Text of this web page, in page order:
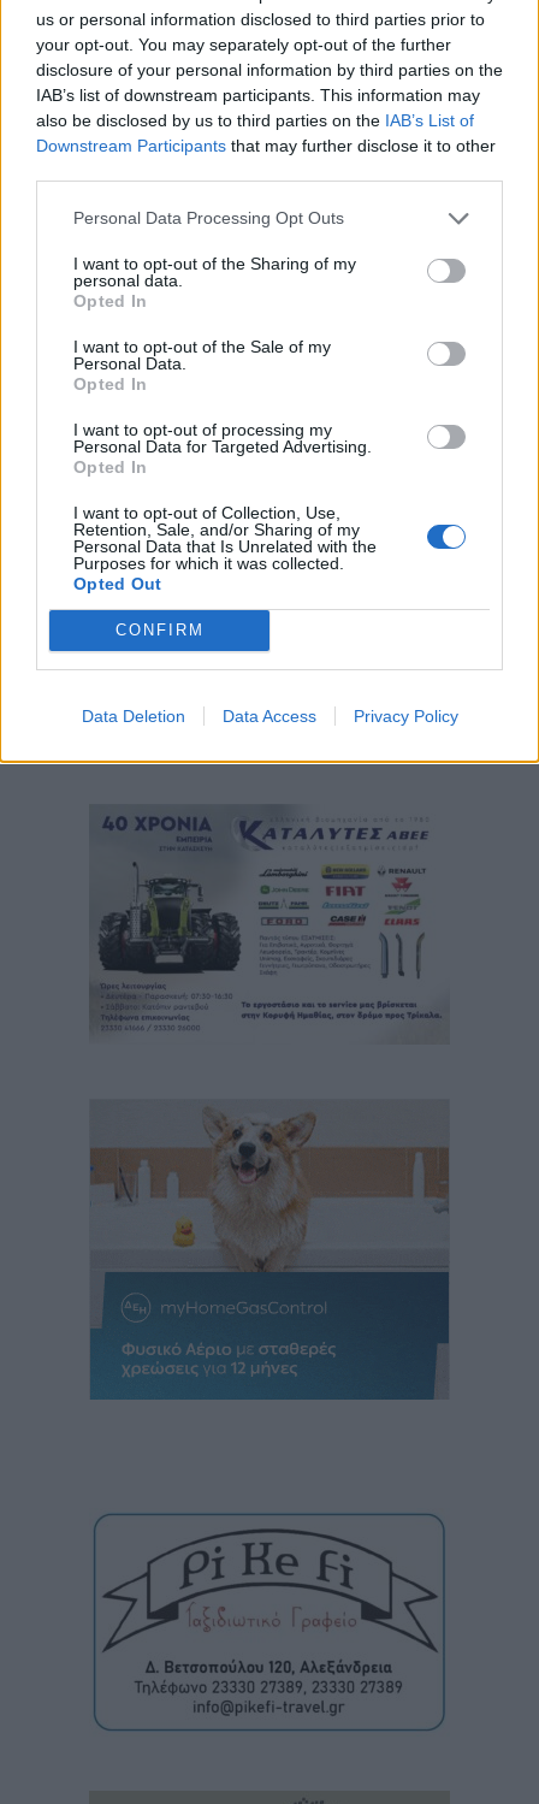
us or personal information disclosed to third parties prior to
your opt-out. You may separately opt-out of the further
disclosure of your personal information by third parties on the
IAB’s list of downstream participants. This information may
also be disclosed by us to third parties on the IAB’s List of
Downstream Participants that may further disclose it to other
Personal Data Processing Opt Outs
I want to opt-out of the Sharing of my
personal data.
Opted In
I want to opt-out of the Sale of my
Personal Data.
Opted In
I want to opt-out of processing my
Personal Data for Targeted Advertising.
Opted In
I want to opt-out of Collection, Use,
Retention, Sale, and/or Sharing of my
Personal Data that Is Unrelated with the
Purposes for which it was collected.
Opted Out
CONFIRM
Data Deletion Data Access Privacy Policy